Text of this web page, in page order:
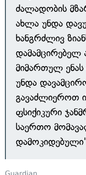
ძალადობის
ახლა უნდა
ხანგრძლივ
დამამცირებელ
მიმართულ ენას
უნდა
გავაძლიეროთ
ფსიქიკური
საერთო